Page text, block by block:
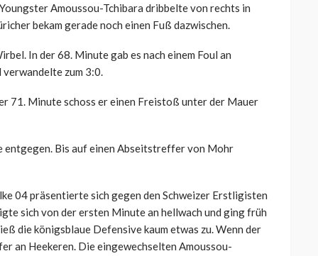
Amoussou-Tchibara dribbelte von rechts in
bekam gerade noch einen Fuß dazwischen.
In der 68. Minute gab es nach einem Foul an
zum 3:0.
71. Minute schoss er einen Freistoß unter der Mauer
entgegen. Bis auf einen Abseitstreffer von Mohr
04 präsentierte sich gegen den Schweizer Erstligisten
sich von der ersten Minute an hellwach und ging früh
die königsblaue Defensive kaum etwas zu. Wenn der
an Heekeren. Die eingewechselten Amoussou-